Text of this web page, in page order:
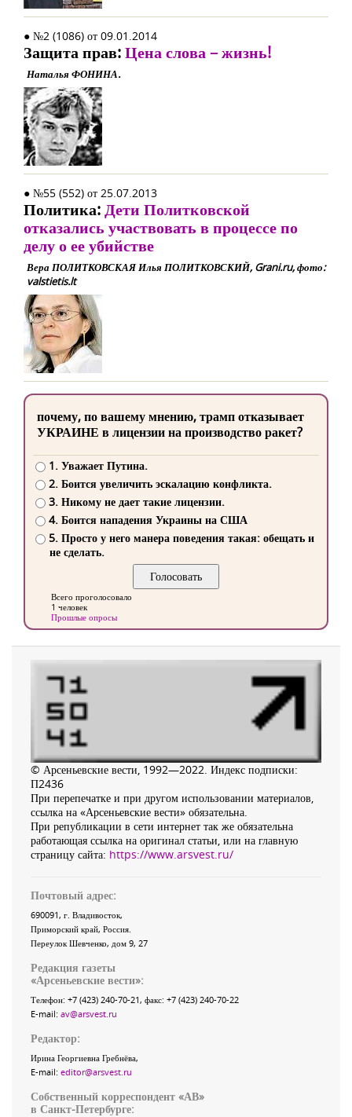
● №2 (1086) от 09.01.2014
Защита прав:Цена слова – жизнь!
Наталья ФОНИНА.
● №55 (552) от 25.07.2013
Политика:Дети Политковской
отказались участвовать в процессе по
делу о ее убийстве
Вера ПОЛИТКОВСКАЯ Илья ПОЛИТКОВСКИЙ, Grani.ru, фото:
valstietis.lt
почему, по вашему мнению, трамп отказывает
УКРАИНЕ в лицензии на производство ракет?
1. Уважает Путина.
2. Боится увеличить эскалацию конфликта.
3. Никому не дает такие лицензии.
4. Боится нападения Украины на США
5. Просто у него манера поведения такая: обещать и
не сделать.
Всего проголосовало
1 человек
Прошлые опросы
© Арсеньевские вести, 1992—2022. Индекс подписки:
П2436
При перепечатке и при другом использовании материалов,
ссылка на «Арсеньевские вести» обязательна.
При републикации в сети интернет так же обязательна
работающая ссылка на оригинал статьи, или на главную
страницу сайта: https://www.arsvest.ru/
Почтовый адрес:
690091, г. Владивосток,
Приморский край, Россия
Переулок Шевченко, дом 9, 27
Редакция газеты
«Арсеньевские вести»:
Телефон: +7 (423) 240-70-21, факс: +7 (423) 240-70-22
E-mail: av@arsvest.ru
Редактор:
Ирина Георгиевна Гребнёва,
E-mail: editor@arsvest.ru
Собственный корреспондент «АВ»
в Санкт-Петербурге: